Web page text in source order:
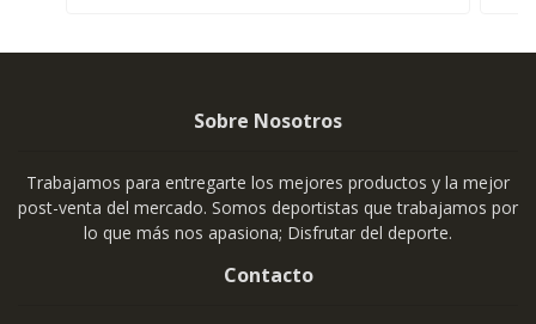
Sobre Nosotros
Trabajamos para entregarte los mejores productos y la mejor
post-venta del mercado. Somos deportistas que trabajamos por
lo que más nos apasiona; Disfrutar del deporte.
Contacto